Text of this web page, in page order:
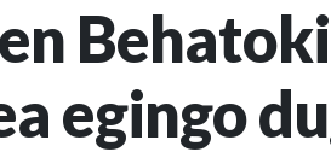
egingo